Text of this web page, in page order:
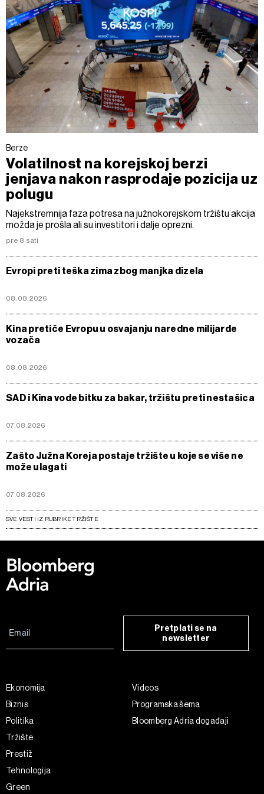
Berze
Volatilnost na korejskoj berzi
jenjava nakon rasprodaje pozicija uz
polugu
Najekstremnija faza potresa na južnokorejskom tržištu akcija
možda je prošla ali su investitori i dalje oprezni.
pre 8 sati
Evropi preti teška zima zbog manjka dizela
08.08.2026
Kina pretiče Evropu u osvajanju naredne milijarde
vozača
08.08.2026
SAD i Kina vode bitku za bakar, tržištu preti nestašica
07.08.2026
Zašto Južna Koreja postaje tržište u koje se više ne
može ulagati
07.08.2026
SVE VESTI IZ RUBRIKE TRŽIŠTE
Pretplati se na
newsletter
Ekonomija
Biznis
Politika
Tržište
Prestiž
Tehnologija
Green
Videos
Programska šema
Bloomberg Adria događaji